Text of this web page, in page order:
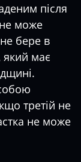
після
може
бере в
який має
третій не
не може